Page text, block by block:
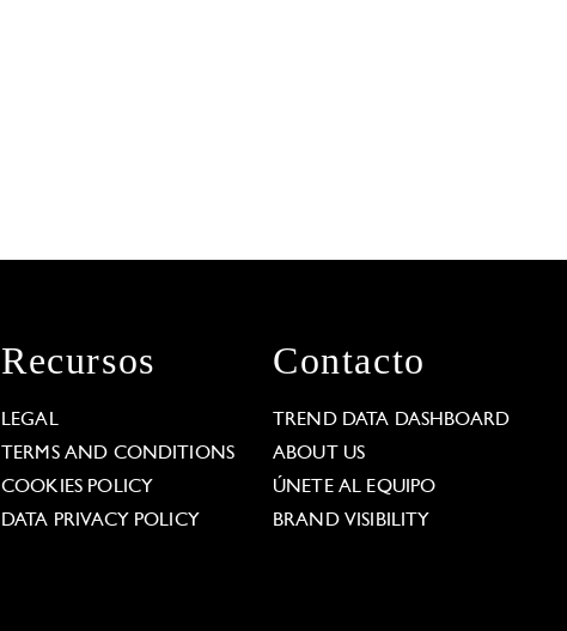
Recursos
LEGAL
TERMS AND CONDITIONS
COOKIES POLICY
DATA PRIVACY POLICY
Contacto
TREND DATA DASHBOARD
ABOUT US
ÚNETE AL EQUIPO
BRAND VISIBILITY